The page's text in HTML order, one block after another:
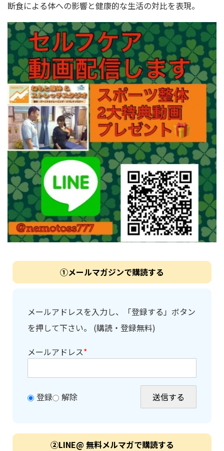
①メールマガジンで購読する
メールアドレスを入力し、「登録する」ボタン
を押して下さい。 (購読・登録無料)
メールアドレス*
登録 解除
②LINE@ 無料メルマガで購読する